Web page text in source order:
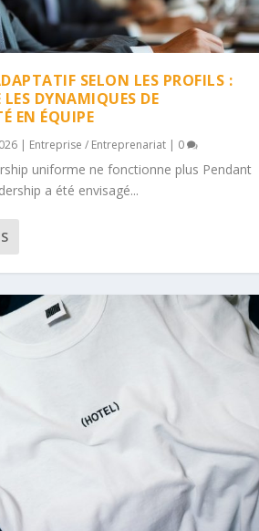
SELON LES PROFILS :
LES DYNAMIQUES DE
EN ÉQUIPE
| Entreprise / Entreprenariat | 0
uniforme ne fonctionne plus Pendant
a été envisagé...